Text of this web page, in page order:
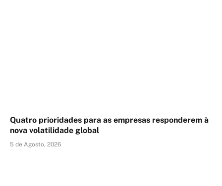
Quatro prioridades para as empresas responderem à
nova volatilidade global
5 de Agosto, 2026